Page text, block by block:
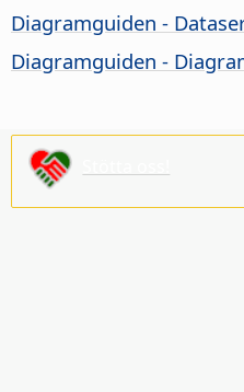
Diagramguiden -
Diagramguiden -